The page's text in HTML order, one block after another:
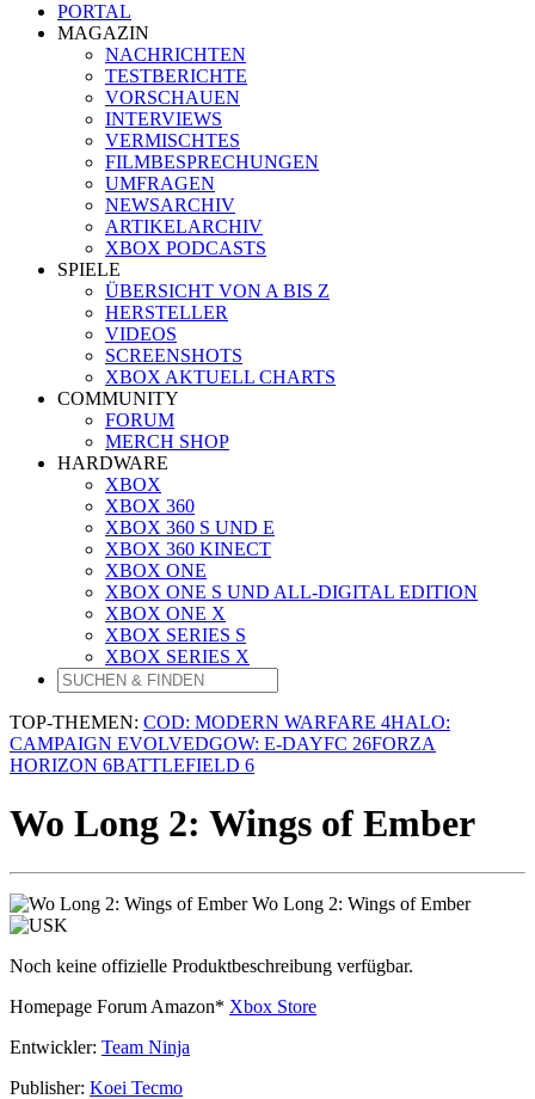
PORTAL
MAGAZIN
NACHRICHTEN
TESTBERICHTE
VORSCHAUEN
INTERVIEWS
VERMISCHTES
FILMBESPRECHUNGEN
UMFRAGEN
NEWSARCHIV
ARTIKELARCHIV
XBOX PODCASTS
SPIELE
ÜBERSICHT VON A BIS Z
HERSTELLER
VIDEOS
SCREENSHOTS
XBOX AKTUELL CHARTS
COMMUNITY
FORUM
MERCH SHOP
HARDWARE
XBOX
XBOX 360
XBOX 360 S UND E
XBOX 360 KINECT
XBOX ONE
XBOX ONE S UND ALL-DIGITAL EDITION
XBOX ONE X
XBOX SERIES S
XBOX SERIES X
TOP-THEMEN: COD: MODERN WARFARE 4HALO:
CAMPAIGN EVOLVEDGOW: E-DAYFC 26FORZA
HORIZON 6BATTLEFIELD 6
Wo Long 2: Wings of Ember
Wo Long 2: Wings of Ember
Noch keine offizielle Produktbeschreibung verfügbar.
Homepage Forum Amazon* Xbox Store
Entwickler: Team Ninja
Publisher: Koei Tecmo